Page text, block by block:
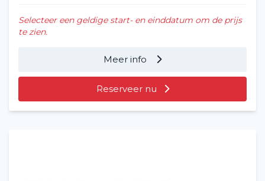
Selecteer een geldige start- en einddatum om de prijs
te zien.
Meer info
Reserveer nu